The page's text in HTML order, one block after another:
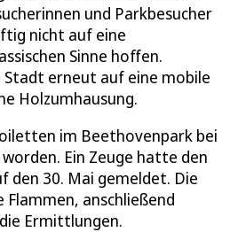
und Parkbesucher
nicht auf eine
Sinne hoffen.
erneut auf eine mobile
Holzumhausung.
im Beethovenpark bei
Ein Zeuge hatte den
den 30. Mai gemeldet. Die
Flammen, anschließend
Ermittlungen.